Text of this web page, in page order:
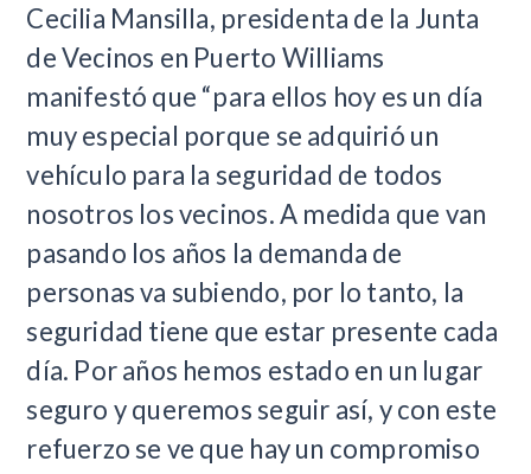
Cecilia Mansilla, presidenta de la Junta
de Vecinos en Puerto Williams
manifestó que “para ellos hoy es un día
muy especial porque se adquirió un
vehículo para la seguridad de todos
nosotros los vecinos. A medida que van
pasando los años la demanda de
personas va subiendo, por lo tanto, la
seguridad tiene que estar presente cada
día. Por años hemos estado en un lugar
seguro y queremos seguir así, y con este
refuerzo se ve que hay un compromiso